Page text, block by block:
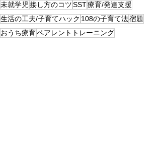
未就学児接し方のコツSST療育/発達支援
生活の工夫/子育てハック 108の子育て法宿題
おうち療育ペアレントトレーニング